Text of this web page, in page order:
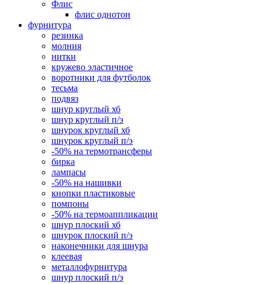
Флис
флис однотон
фурнитура
резинка
молния
нитки
кружево эластичное
воротники для футболок
тесьма
подвяз
шнур круглый хб
шнур круглый п/э
шнурок круглый хб
шнурок круглый п/э
-50% на термотрансферы
бирка
лампасы
-50% на нашивки
кнопки пластиковые
помпоны
-50% на термоаппликации
шнур плоский хб
шнурок плоский п/э
наконечники для шнура
клеевая
металлофурнитура
шнур плоский п/э